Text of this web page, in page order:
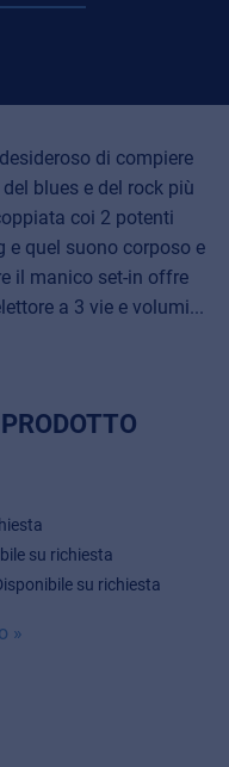
di compiere
blues e del rock più
coi 2 potenti
e quel suono corposo e
il manico set-in offre
a 3 vie e volumi...
su richiesta
su richiesta
»